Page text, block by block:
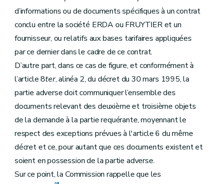
d’informations ou de documents spécifiques à un contrat
conclu entre la société ERDA ou FRUYTIER et un
fournisseur, ou relatifs aux bases tarifaires appliquées
par ce dernier dans le cadre de ce contrat.
D’autre part, dans ce cas de figure, et conformément à
l’article 8ter, alinéa 2, du décret du 30 mars 1995, la
partie adverse doit communiquer l’ensemble des
documents relevant des deuxième et troisième objets
de la demande à la partie requérante, moyennant le
respect des exceptions prévues à l'article 6 du même
décret et ce, pour autant que ces documents existent et
soient en possession de la partie adverse.
Sur ce point, la Commission rappelle que les